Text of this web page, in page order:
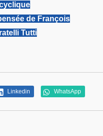
de François
Tutti
Linkedin WhatsApp